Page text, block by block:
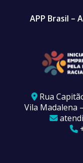
APP Brasil –
Rua
Vila Madalena